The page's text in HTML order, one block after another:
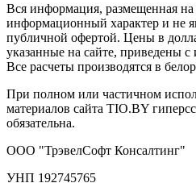
Вся информация, размещенная на
информационный характер и не
публичной офертой. Цены в
указанные на сайте, приведены
Все расчеты производятся в
При полном или частичном
материалов сайта TIO.BY
обязательна.
ООО "ТрэвелСофт Консалтинг"
УНП 192745765